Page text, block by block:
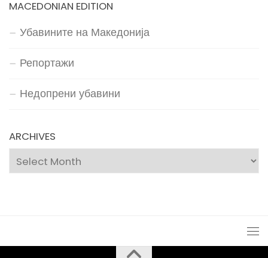
MACEDONIAN EDITION
Убавините на Македонија
Репортажи
Недопрени убавини
ARCHIVES
Archives